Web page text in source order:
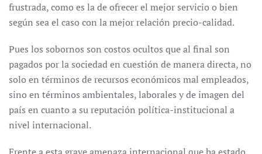
frustrada, como es la de ofrecer el mejor servicio o bien
según sea el caso con la mejor relación precio-calidad.
Pues los sobornos son costos ocultos que al final son
pagados por la sociedad en cuestión de manera directa, no
solo en términos de recursos económicos mal empleados,
sino en términos ambientales, laborales y de imagen del
país en cuanto a su reputación política-institucional a
nivel internacional.